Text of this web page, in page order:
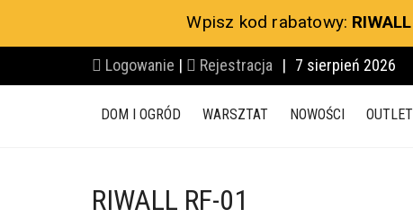
Wpisz kod rabatowy: RIWALL
Logowanie | Rejestracja | 7 sierpień 2026
DOM I OGRÓD WARSZTAT NOWOŚCI OUTLET
RIWALL RF-01